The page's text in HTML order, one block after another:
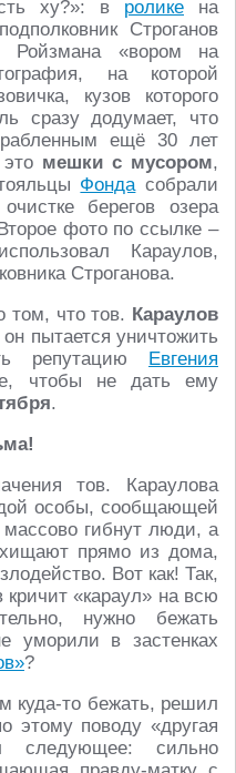
ху?»: в ролике на
Строганов
Ройзмана «вором на
на которой
кузов которого
сразу додумает, что
ещё 30 лет
мешки с мусором,
Фондасобрали
берегов озера
фото по ссылке –
Караулов,
Строганова.
том, что тов. Караулов
пытается уничтожить
репутацию Евгения
чтобы не дать ему
.
тов. Караулова
особы, сообщающей
массово гибнут люди, а
прямо из дома,
Вот как! Так,
«караул» на всю
нужно бежать
уморили в застенках
?
куда-то бежать, решил
этому поводу «другая
следующее: сильно